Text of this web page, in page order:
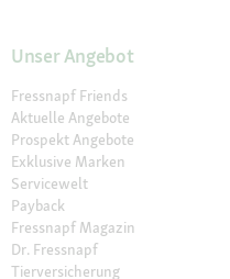
Unser Angebot
Fressnapf Friends
Aktuelle Angebote
Prospekt Angebote
Exklusive Marken
Servicewelt
Payback
Fressnapf Magazin
Dr. Fressnapf
Tierversicherung